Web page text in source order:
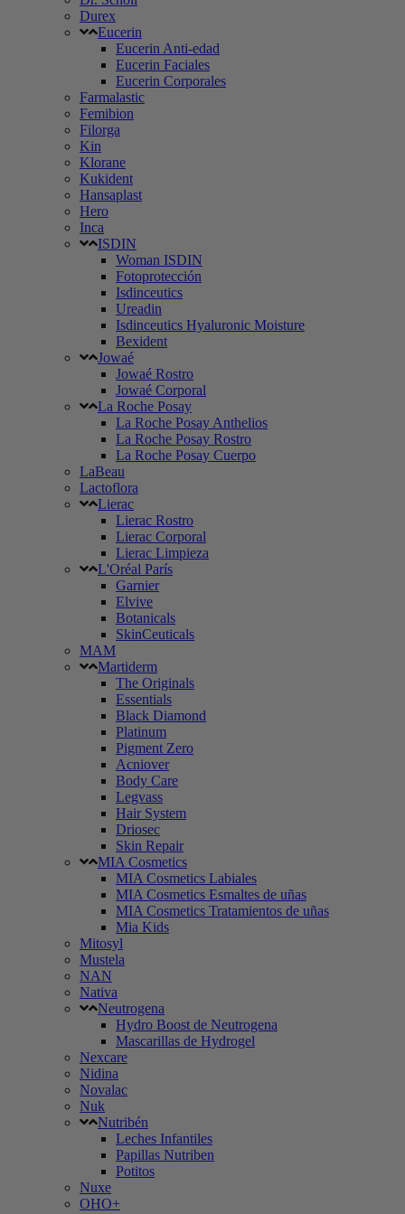
Durex
Eucerin
Eucerin Anti-edad
Eucerin Faciales
Eucerin Corporales
Farmalastic
Femibion
Filorga
Kin
Klorane
Kukident
Hansaplast
Hero
Inca
ISDIN
Woman ISDIN
Fotoprotección
Isdinceutics
Ureadin
Isdinceutics Hyaluronic Moisture
Bexident
Jowaé
Jowaé Rostro
Jowaé Corporal
La Roche Posay
La Roche Posay Anthelios
La Roche Posay Rostro
La Roche Posay Cuerpo
LaBeau
Lactoflora
Lierac
Lierac Rostro
Lierac Corporal
Lierac Limpieza
L'Oréal París
Garnier
Elvive
Botanicals
SkinCeuticals
MAM
Martiderm
The Originals
Essentials
Black Diamond
Platinum
Pigment Zero
Acniover
Body Care
Legvass
Hair System
Driosec
Skin Repair
MIA Cosmetics
MIA Cosmetics Labiales
MIA Cosmetics Esmaltes de uñas
MIA Cosmetics Tratamientos de uñas
Mia Kids
Mitosyl
Mustela
NAN
Nativa
Neutrogena
Hydro Boost de Neutrogena
Mascarillas de Hydrogel
Nexcare
Nidina
Novalac
Nuk
Nutribén
Leches Infantiles
Papillas Nutriben
Potitos
Nuxe
OHO+